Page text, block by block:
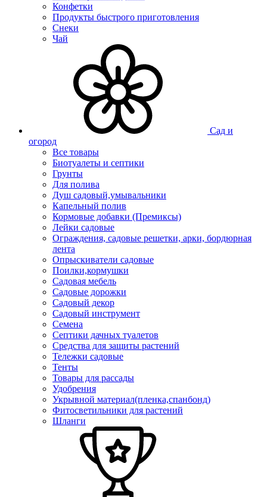
Конфетки
Продукты быстрого приготовления
Снеки
Чай
Сад и
огород
Все товары
Биотуалеты и септики
Грунты
Для полива
Душ садовый,умывальники
Капельный полив
Кормовые добавки (Премиксы)
Лейки садовые
Ограждения, садовые решетки, арки, бордюрная
лента
Опрыскиватели садовые
Поилки,кормушки
Садовая мебель
Садовые дорожки
Садовый декор
Садовый инструмент
Семена
Септики дачных туалетов
Средства для защиты растений
Тележки садовые
Тенты
Товары для рассады
Удобрения
Укрывной материал(пленка,спанбонд)
Фитосветильники для растений
Шланги